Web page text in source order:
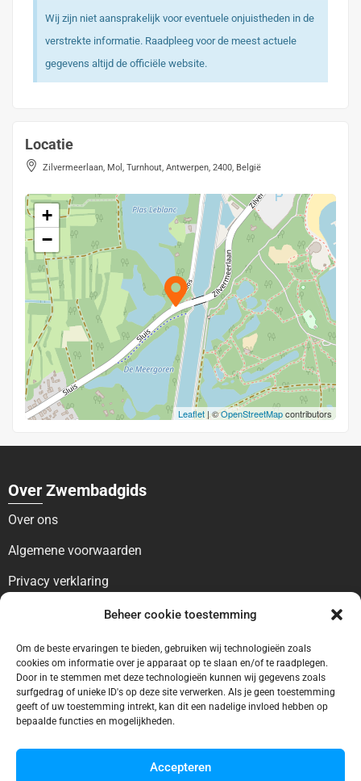
Beheer cookie toestemming
Om de beste ervaringen te bieden, gebruiken wij technologieën zoals
cookies om informatie over je apparaat op te slaan en/of te raadplegen.
Door in te stemmen met deze technologieën kunnen wij gegevens zoals
surfgedrag of unieke ID's op deze site verwerken. Als je geen toestemming
geeft of uw toestemming intrekt, kan dit een nadelige invloed hebben op
bepaalde functies en mogelijkheden.
Accepteren
Wij zijn niet aansprakelijk voor eventuele onjuistheden in de
verstrekte informatie. Raadpleeg voor de meest actuele
gegevens altijd de officiële website.
Locatie
Zilvermeerlaan, Mol, Turnhout, Antwerpen, 2400, België
+
−
Leaflet | ©OpenStreetMapcontributors
Over Zwembadgids
Over ons
Algemene voorwaarden
Privacy verklaring
Voor bezoekers
Blog
Contact
Voor bedrijven